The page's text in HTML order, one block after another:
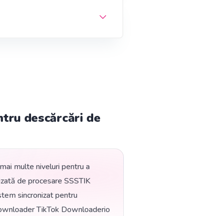
descărcări de
multe niveluri pentru a
de procesare SSSTIK
sincronizat pentru
TikTok Downloaderio